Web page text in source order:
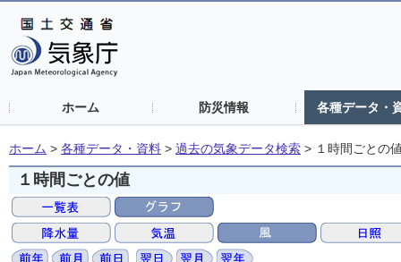
ホーム 防災情報 各種データ・
ホーム > 各種データ・資料 > 過去の気象データ検索 > １時間ごとの
１時間ごとの値